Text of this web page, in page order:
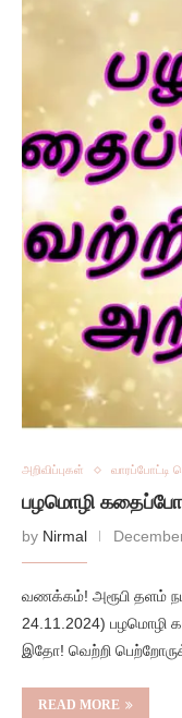
அறிவிப்புகள் வாரப்போட்டி
பழமொழி
by Nirmal
வணக்கம்! அரூபி தளம்
24.11.2024) பழமொழி
இதோ! வெற்றி
READ MORE